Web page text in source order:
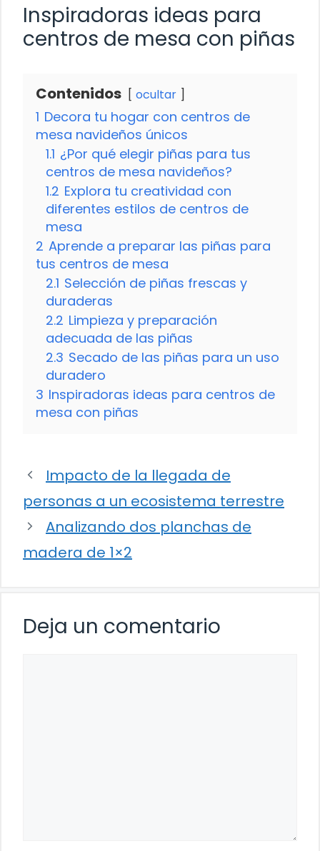
Inspiradoras ideas para
centros de mesa con piñas
Contenidos ocultar
1 Decora tu hogar con centros de
mesa navideños únicos
1.1 ¿Por qué elegir piñas para tus
centros de mesa navideños?
1.2 Explora tu creatividad con
diferentes estilos de centros de
mesa
2 Aprende a preparar las piñas para
tus centros de mesa
2.1 Selección de piñas frescas y
duraderas
2.2 Limpieza y preparación
adecuada de las piñas
2.3 Secado de las piñas para un uso
duradero
3 Inspiradoras ideas para centros de
mesa con piñas
Impacto de la llegada de
personas a un ecosistema terrestre
Analizando dos planchas de
madera de 1×2
Deja un comentario